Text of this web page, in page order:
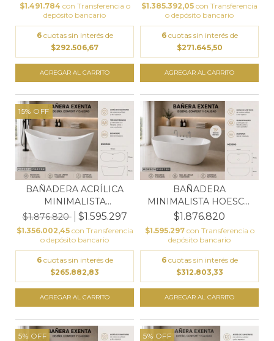
$1.491.784 con Transferencia o
depósito bancario
6 cuotas sin interés de
$292.506,67
$1.385.392,05 con Transferencia
o depósito bancario
6 cuotas sin interés de
$271.645,50
15% OFF
BAÑADERA ACRÍLICA
MINIMALISTA
170X78X68...
$1.876.820 $1.595.297
$1.356.002,45 con Transferencia
o depósito bancario
6 cuotas sin interés de
$265.882,83
BAÑADERA
MINIMALISTA HOESCH
FOSTER CON G...
$1.876.820
$1.595.297 con Transferencia o
depósito bancario
6 cuotas sin interés de
$312.803,33
5% OFF 5% OFF